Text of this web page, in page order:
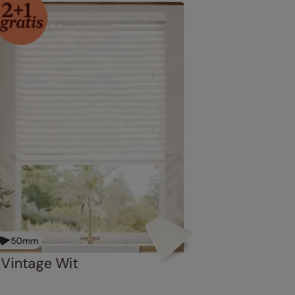
50mm
Vintage Wit